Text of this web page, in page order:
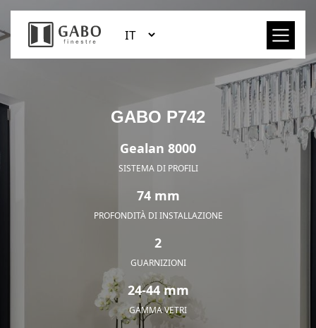
GABO P742
Gealan 8000
SISTEMA DI PROFILI
74 mm
PROFONDITÀ DI INSTALLAZIONE
2
GUARNIZIONI
24-44 mm
GAMMA VETRI